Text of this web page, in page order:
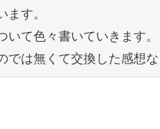
す。
て色々書いていきます。
は無くて交換した感想な